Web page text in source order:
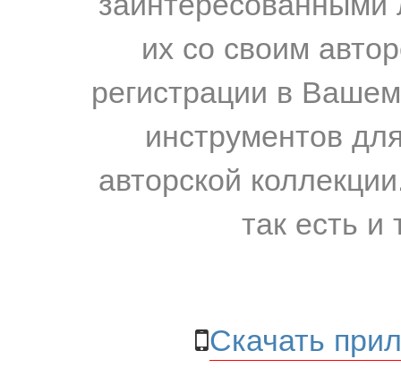
их со своим
регистрации в
инструментов
авторской
так есть и
Скачать